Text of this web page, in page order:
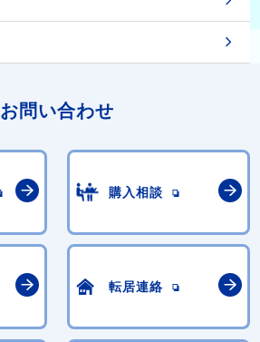
お問い合わせ
購入相談
転居連絡